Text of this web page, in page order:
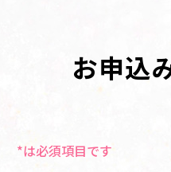
お申込
*は必須項目です